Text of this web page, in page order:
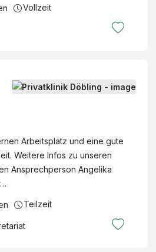
Vollzeit
Arbeitsplatz und eine gute
Weitere Infos zu unseren
Ansprechperson Angelika
Teilzeit